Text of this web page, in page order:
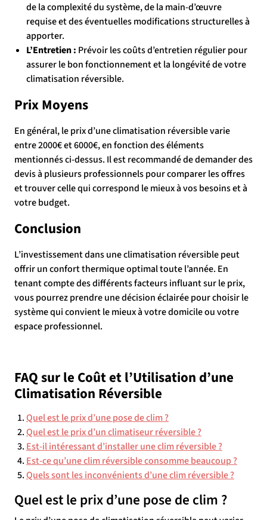
de la complexité du système, de la main-d’œuvre
requise et des éventuelles modifications structurelles à
apporter.
L’Entretien : Prévoir les coûts d’entretien régulier pour
assurer le bon fonctionnement et la longévité de votre
climatisation réversible.
Prix Moyens
En général, le prix d’une climatisation réversible varie
entre 2000€ et 6000€, en fonction des éléments
mentionnés ci-dessus. Il est recommandé de demander des
devis à plusieurs professionnels pour comparer les offres
et trouver celle qui correspond le mieux à vos besoins et à
votre budget.
Conclusion
L’investissement dans une climatisation réversible peut
offrir un confort thermique optimal toute l’année. En
tenant compte des différents facteurs influant sur le prix,
vous pourrez prendre une décision éclairée pour choisir le
système qui convient le mieux à votre domicile ou votre
espace professionnel.
FAQ sur le Coût et l’Utilisation d’une
Climatisation Réversible
Quel est le prix d’une pose de clim ?
Quel est le prix d’un climatiseur réversible ?
Est-il intéressant d’installer une clim réversible ?
Est-ce qu’une clim réversible consomme beaucoup ?
Quels sont les inconvénients d’une clim réversible ?
Quel est le prix d’une pose de clim ?